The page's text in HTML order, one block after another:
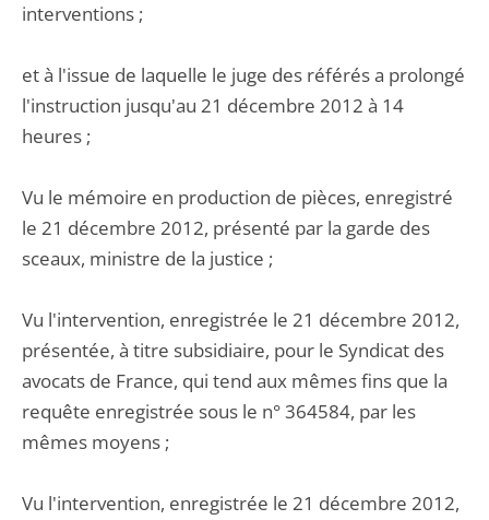
interventions ;
et à l'issue de laquelle le juge des référés a prolongé
l'instruction jusqu'au 21 décembre 2012 à 14
heures ;
Vu le mémoire en production de pièces, enregistré
le 21 décembre 2012, présenté par la garde des
sceaux, ministre de la justice ;
Vu l'intervention, enregistrée le 21 décembre 2012,
présentée, à titre subsidiaire, pour le Syndicat des
avocats de France, qui tend aux mêmes fins que la
requête enregistrée sous le n° 364584, par les
mêmes moyens ;
Vu l'intervention, enregistrée le 21 décembre 2012,